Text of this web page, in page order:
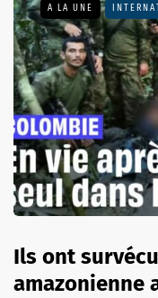
A LA UNE
Ils ont
amazonienne